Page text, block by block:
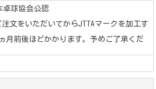
卓球協会公認
文をいただいてからJTTAマークを加工す
月前後ほどかかります。予めご了承くだ